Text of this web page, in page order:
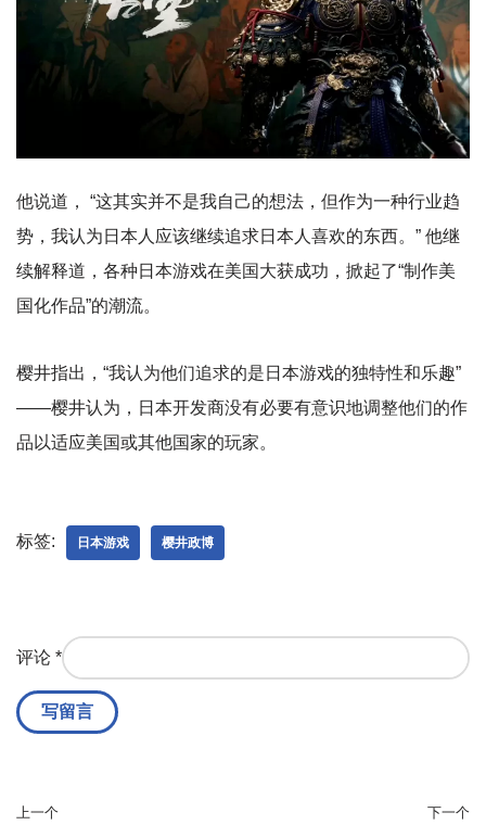
他说道， “这其实并不是我自己的想法，但作为一种行业趋
势，我认为日本人应该继续追求日本人喜欢的东西。” 他继
续解释道，各种日本游戏在美国大获成功，掀起了“制作美
国化作品”的潮流。
樱井指出，“我认为他们追求的是日本游戏的独特性和乐趣”
——樱井认为，日本开发商没有必要有意识地调整他们的作
品以适应美国或其他国家的玩家。
标签: 日本游戏 樱井政博
评论 *
上一个 下一个